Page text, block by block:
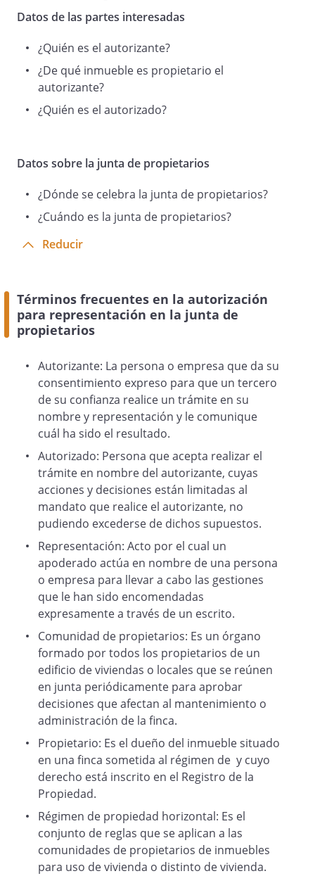
Datos de las partes interesadas
¿Quién es el autorizante?
¿De qué inmueble es propietario el
autorizante?
¿Quién es el autorizado?
Datos sobre la junta de propietarios
¿Dónde se celebra la junta de propietarios?
¿Cuándo es la junta de propietarios?
Reducir
Términos frecuentes en la autorización
para representación en la junta de
propietarios
Autorizante: La persona o empresa que da su
consentimiento expreso para que un tercero
de su confianza realice un trámite en su
nombre y representación y le comunique
cuál ha sido el resultado.
Autorizado: Persona que acepta realizar el
trámite en nombre del autorizante, cuyas
acciones y decisiones están limitadas al
mandato que realice el autorizante, no
pudiendo excederse de dichos supuestos.
Representación: Acto por el cual un
apoderado actúa en nombre de una persona
o empresa para llevar a cabo las gestiones
que le han sido encomendadas
expresamente a través de un escrito.
Comunidad de propietarios: Es un órgano
formado por todos los propietarios de un
edificio de viviendas o locales que se reúnen
en junta periódicamente para aprobar
decisiones que afectan al mantenimiento o
administración de la finca.
Propietario: Es el dueño del inmueble situado
en una finca sometida al régimen de y cuyo
derecho está inscrito en el Registro de la
Propiedad.
Régimen de propiedad horizontal: Es el
conjunto de reglas que se aplican a las
comunidades de propietarios de inmuebles
para uso de vivienda o distinto de vivienda.